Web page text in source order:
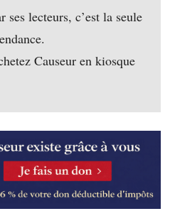
ses lecteurs, c’est la seule
Causeur en kiosque